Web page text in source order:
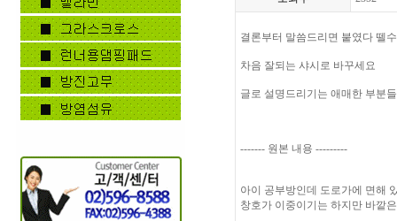
결론부터 말씀드리면 붙였다 뗄
차음 잘되는 샤시로 바꾸세요
글로 설명드리기는 애매한 부분
------- 원본 내용 ---------
아이 공부방인데 도로가에 면해
창호가 이중이기는 하지만 바깥